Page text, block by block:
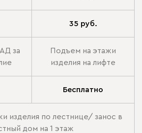
35 руб.
за
Подъем на этажи
изделия на лифте
Бесплатно
изделия по лестнице/ занос в
дом на 1 этаж